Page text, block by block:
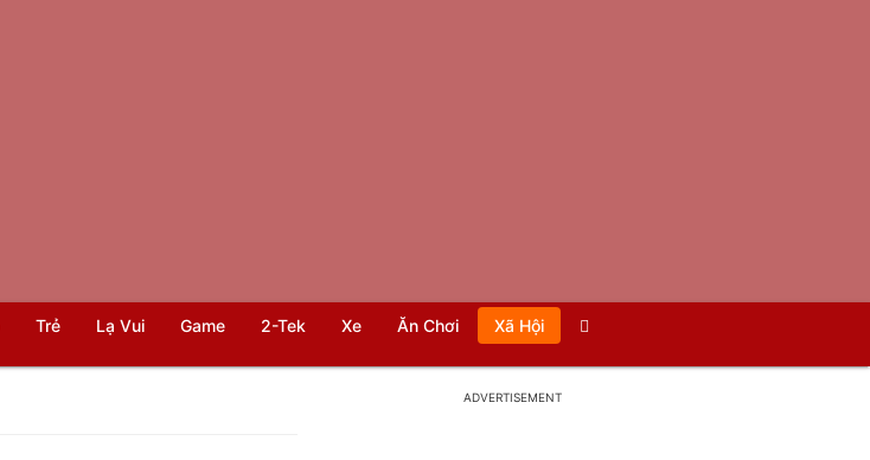
Trẻ Lạ Vui Game 2-Tek Xe Ăn Chơi Xã Hội